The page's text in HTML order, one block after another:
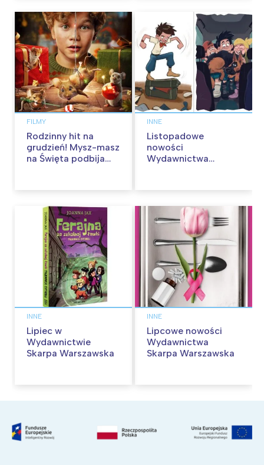
FILMY
Rodzinny hit na
grudzień! Mysz-masz
na Święta podbija
INNE
Listopadowe
nowości
Wydawnictwa
INNE
Lipiec w
Wydawnictwie
Skarpa Warszawska
INNE
Lipcowe nowości
Wydawnictwa
Skarpa Warszawska